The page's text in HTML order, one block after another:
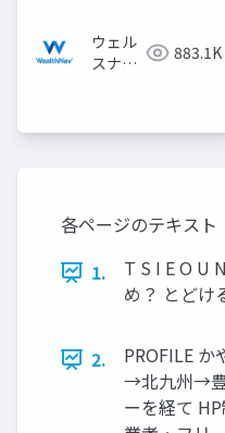
ウェル
スナビ
883.1K
各ページのテキスト
1.
T S I E O U
め？ とどけ
2.
PROFILE
→北九州→豊
ーを経て